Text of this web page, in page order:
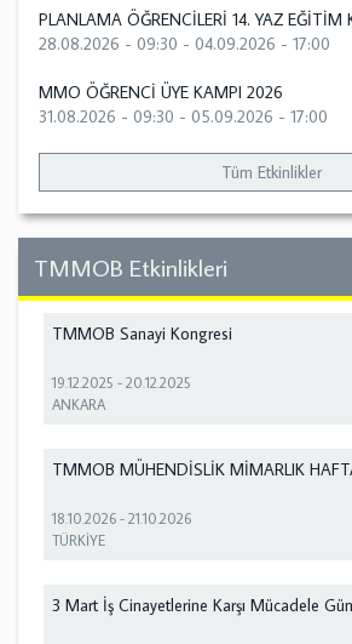
PLANLAMA ÖĞRENCİLERİ 14. YAZ EĞİTİM
28.08.2026 - 09:30 - 04.09.2026 - 17:00
MMO ÖĞRENCİ ÜYE KAMPI 2026
31.08.2026 - 09:30 - 05.09.2026 - 17:00
Tüm Etkinlikler
TMMOB Etkinlikleri
TMMOB Sanayi Kongresi
19.12.2025 -20.12.2025
ANKARA
TMMOB MÜHENDİSLİK MİMARLIK
18.10.2026 -21.10.2026
TÜRKİYE
3 Mart İş Cinayetlerine Karşı Mücadele